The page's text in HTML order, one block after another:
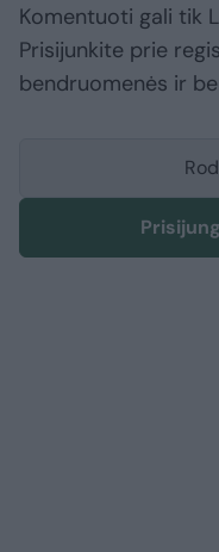
Komentuoti gali tik
Prisijunkite prie
bendruomenės ir